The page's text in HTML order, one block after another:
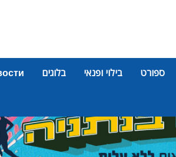
ספורט בילוי ופנאי בלוגים